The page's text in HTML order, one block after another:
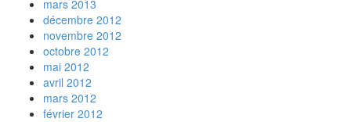
mars 2013
décembre 2012
novembre 2012
octobre 2012
mai 2012
avril 2012
mars 2012
février 2012